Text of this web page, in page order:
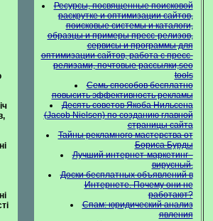
Ресурсы, посвященные поисковой
раскрутке и оптимизации сайтов,
поисковые системы и каталоги,
образцы и примеры пресс-релизов,
сервисы и программы для
оптимизации сайтов, работа с пресс-
релизами, почтовые рассылки,seo
tools
Семь способов бесплатно
повысить эффективность рекламы
Десять советов Якоба Нильсена
(Jacob Nielsen) по созданию главной
страницы сайта
Тайны рекламного мастерства от
Бориса Бурды
Лучший интернет-маркетинг -
вирусный.
Доски бесплатных объявлений в
Интернете. Почему они не
работают?
Спам: юридический анализ
явления